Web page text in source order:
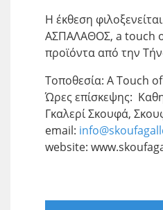
Η έκθεση
ΑΣΠΑΛΑΘΟΣ, a touch of
προϊόντα από την
Τοποθεσία: A Touch
Ώρες επίσκεψης:
Γκαλερί Σκουφά,
email:
website: